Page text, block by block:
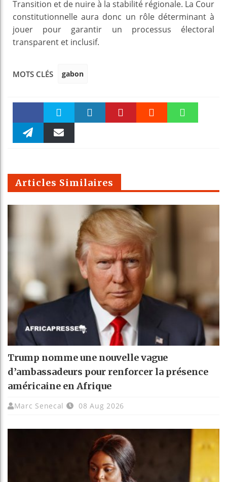
Transition et de nuire à la stabilité régionale. La Cour
constitutionnelle aura donc un rôle déterminant à
jouer pour garantir un processus électoral
transparent et inclusif.
MOTS CLÉS gabon
Faceboo Twitter
m
Articles Similaires
Trump nomme une nouvelle vague
d’ambassadeurs pour renforcer la présence
américaine en Afrique
Marc Senecal 08 Aug 2026